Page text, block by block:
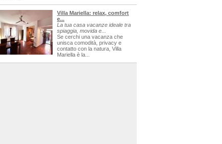
Villa Mariella: relax, comfort
e...
La tua casa vacanze ideale tra
spiaggia, movida e...
Se cerchi una vacanza che
unisca comodità, privacy e
contatto con la natura, Villa
Mariella è la...